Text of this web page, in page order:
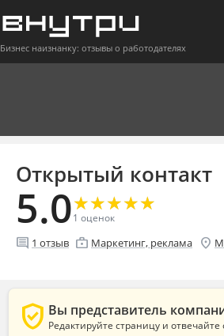
Бизнес наизнанку: отзывы о работодателях
Открытый контакт
5.0★
★★
★★
★★
★★
★
1 оценок
comment 1 отзыв enterprise Маркетинг, реклама location_on
verified_user Вы представитель
Редактируйте страницу и